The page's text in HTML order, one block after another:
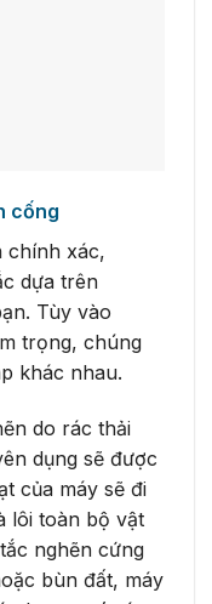
cống
chính xác,
dựa trên
Tùy vào
trọng, chúng
khác nhau.
do rác thải
dụng sẽ được
của máy sẽ đi
lôi toàn bộ vật
nghẽn cứng
bùn đất, máy